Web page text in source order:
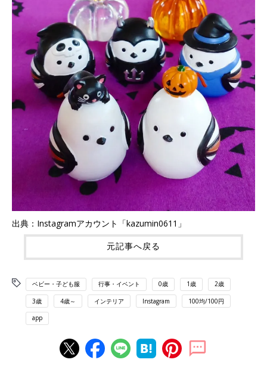
出典：Instagramアカウント「kazumin0611」
元記事へ戻る
ベビー・子ども服 行事・イベント 0歳 1歳 2歳
3歳 4歳～ インテリア Instagram 100均/100円
app